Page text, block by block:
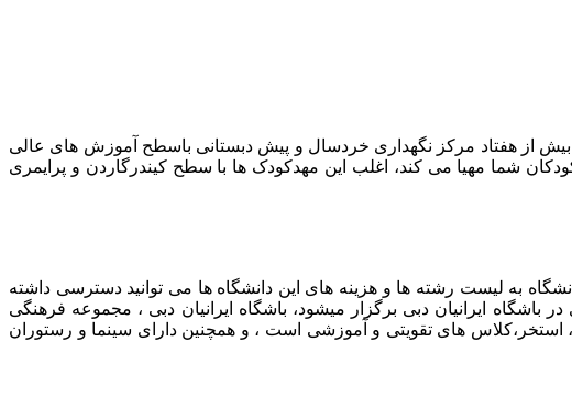
از هفتاد مرکز نگهداری خردسال و پیش دبستانی باسطح آموزش های عالی
شما مهیا می کند، اغلب این مهدکودک ها با سطح کیندرگاردن و پرایمری
به لیست رشته ها و هزینه های این دانشگاه ها می توانید دسترسی داشته
ایرانیان دبی برگزار میشود، باشگاه ایرانیان دبی ، مجموعه فرهنگی
استخر،کلاس های تقویتی و آموزشی است ، و همچنین دارای سینما و رستوران